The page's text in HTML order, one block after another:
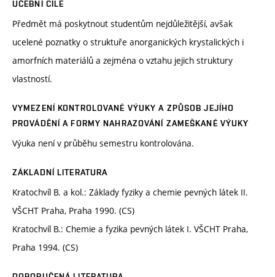
UČEBNÍ CÍLE
Předmět má poskytnout studentům nejdůležitější, avšak
ucelené poznatky o struktuře anorganických krystalických i
amorfních materiálů a zejména o vztahu jejich struktury
vlastností.
VYMEZENÍ KONTROLOVANÉ VÝUKY A ZPŮSOB JEJÍHO
PROVÁDĚNÍ A FORMY NAHRAZOVÁNÍ ZAMEŠKANÉ VÝUKY
Výuka není v průběhu semestru kontrolována.
ZÁKLADNÍ LITERATURA
Kratochvíl B. a kol.: Základy fyziky a chemie pevných látek II.
VŠCHT Praha, Praha 1990. (CS)
Kratochvíl B.: Chemie a fyzika pevných látek I. VŠCHT Praha,
Praha 1994. (CS)